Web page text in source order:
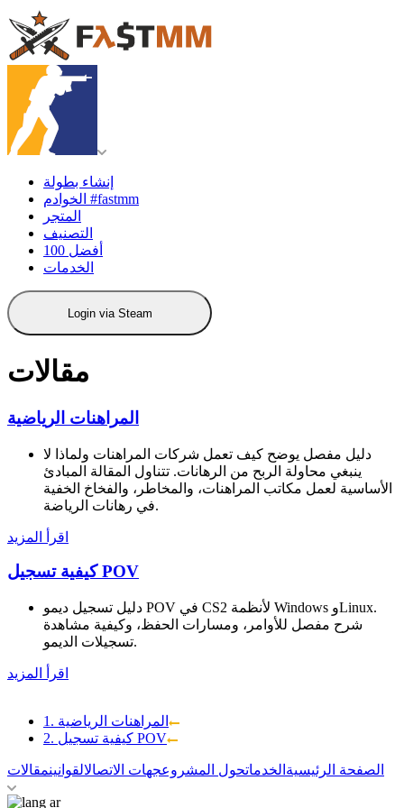
إنشاء بطولة
الخوادم #fastmm
المتجر
التصنيف
أفضل 100
الخدمات
Login via Steam
مقالات
المراهنات الرياضية
دليل مفصل يوضح كيف تعمل شركات المراهنات ولماذا لا
ينبغي محاولة الربح من الرهانات. تتناول المقالة المبادئ
الأساسية لعمل مكاتب المراهنات، والمخاطر، والفخاخ الخفية
في رهانات الرياضة.
اقرأ المزيد
كيفية تسجيل POV
دليل تسجيل ديمو POV في CS2 لأنظمة Windows وLinux.
شرح مفصل للأوامر، ومسارات الحفظ، وكيفية مشاهدة
تسجيلات الديمو.
اقرأ المزيد
1. المراهنات الرياضية
2. كيفية تسجيل POV
الصفحة الرئيسية الخدماتحول المشروعجهات الاتصالالقوانينمقالات